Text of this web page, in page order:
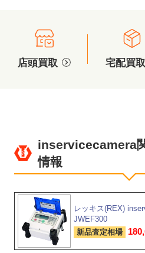
店頭買取 宅配買取
inservicecamera
情報
レッキス(REX)
JWEF300
新品査定相場